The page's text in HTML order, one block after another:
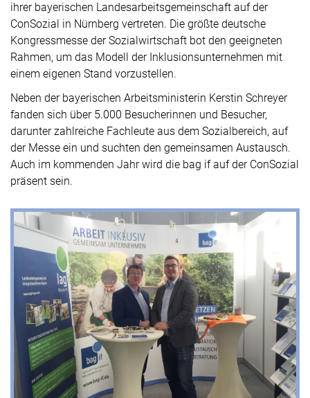
ihrer bayerischen Landesarbeitsgemeinschaft auf der
ConSozial in Nürnberg vertreten. Die größte deutsche
Kongressmesse der Sozialwirtschaft bot den geeigneten
Rahmen, um das Modell der Inklusionsunternehmen mit
einem eigenen Stand vorzustellen.
Neben der bayerischen Arbeitsministerin Kerstin Schreyer
fanden sich über 5.000 Besucherinnen und Besucher,
darunter zahlreiche Fachleute aus dem Sozialbereich, auf
der Messe ein und suchten den gemeinsamen Austausch.
Auch im kommenden Jahr wird die bag if auf der ConSozial
präsent sein.